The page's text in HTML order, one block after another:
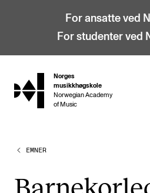
For ansatte ved
For studenter ved
hjem
Norges
musikkhøgskole
Norwegian Academy
of Music
STUDIER
EMNER